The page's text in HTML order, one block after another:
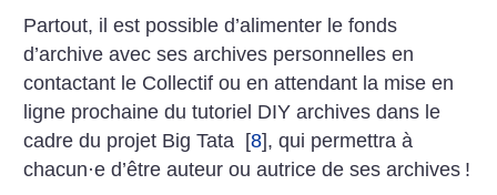
Partout, il est possible d’alimenter le fonds
d’archive avec ses archives personnelles en
contactant le Collectif ou en attendant la mise en
ligne prochaine du tutoriel DIY archives dans le
cadre du projet Big Tata [8], qui permettra à
chacun·e d’être auteur ou autrice de ses archives !